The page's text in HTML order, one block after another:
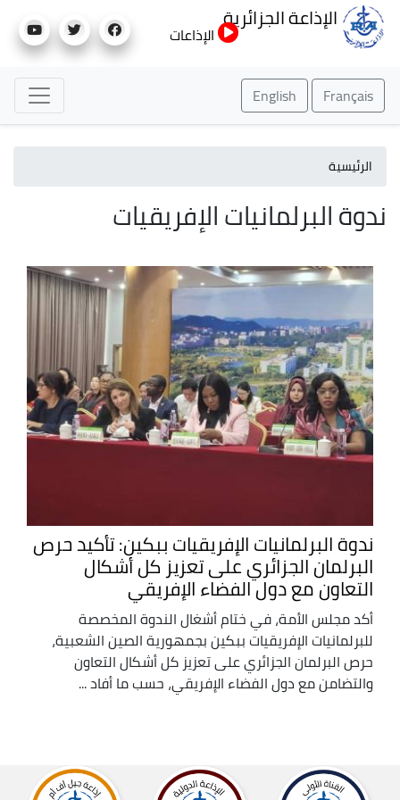
إلى
الإذاعة الجزائرية
الإذاعات
Français
English
الرئيسية
ندوة البرلمانيات الإفريقيات
ندوة البرلمانيات الإفريقيات ببكين: تأكيد حرص
البرلمان الجزائري على تعزيز كل أشكال
التعاون مع دول الفضاء الإفريقي
أكد مجلس الأمة، في ختام أشغال الندوة المخصصة
للبرلمانيات الإفريقيات ببكين بجمهورية الصين الشعبية،
حرص البرلمان الجزائري على تعزيز كل أشكال التعاون
والتضامن مع دول الفضاء الإفريقي، حسب ما أفاد ...